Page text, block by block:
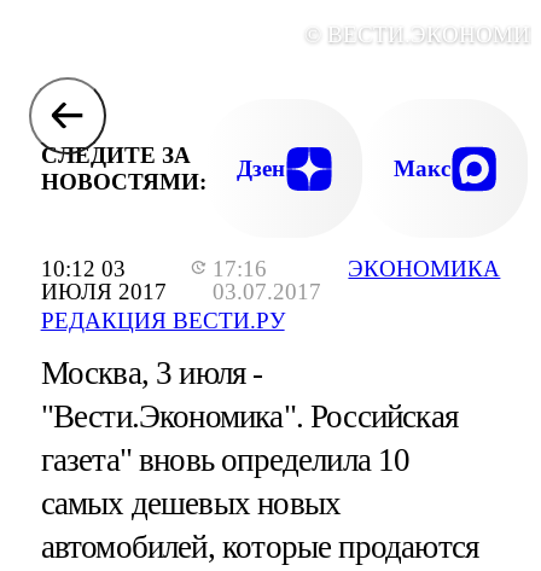
10:12 03
ИЮЛЯ 2017
17:16
03.07.2017
РЕДАКЦИЯ ВЕСТИ.РУ
ЭКОНОМИКА
©
СЛЕДИТЕ ЗА
НОВОСТЯМИ:
Дзен Макс
Москва, 3 июля -
"Вести.Экономика".Российская
газета" вновь определила 10
самых дешевых новых
автомобилей, которые продаются